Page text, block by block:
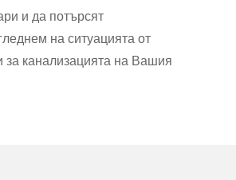
и да потърсят
на ситуацията от
за канализацията на Вашия